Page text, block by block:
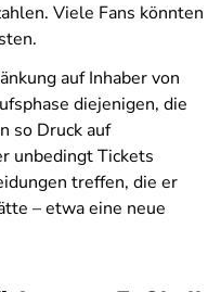
Viele Fans könnten
auf Inhaber von
diejenigen, die
so Druck auf
unbedingt Tickets
treffen, die er
– etwa eine neue